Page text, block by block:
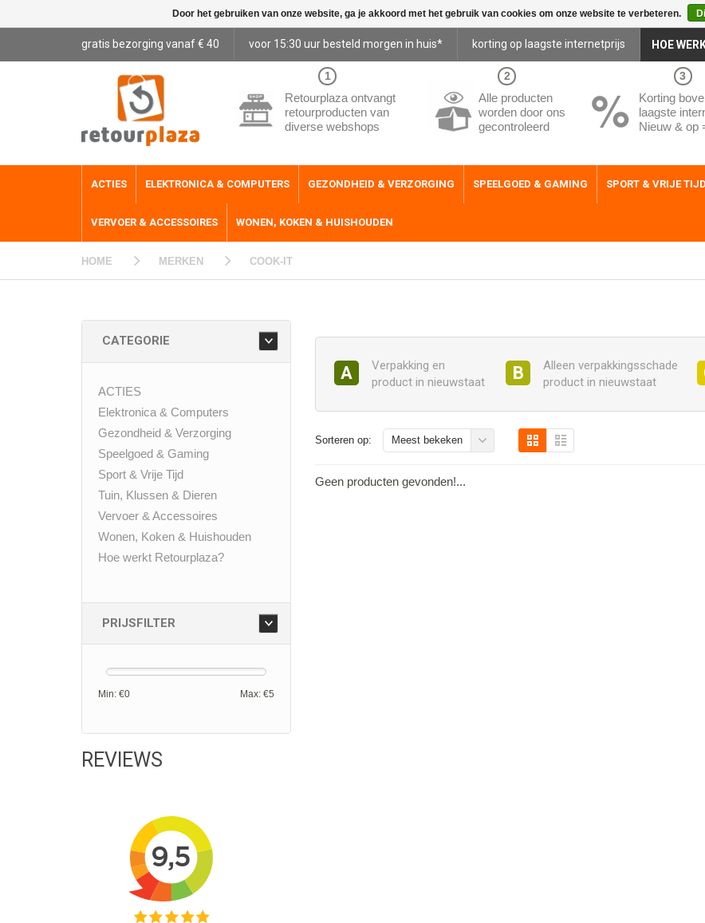
gratis bezorging vanaf € 40 voor 15:30 uur besteld morgen in huis* korting op laagste internetprijs HOE
1
Retourplaza ontvangt
retourproducten van
diverse webshops
2
Alle producten
worden door ons
gecontroleerd
3
Korting
laagste
Nieuw & op
ACTIES ELEKTRONICA & COMPUTERS GEZONDHEID & VERZORGING SPEELGOED & GAMING SPORT & VRIJE TIJD
VERVOER & ACCESSOIRES WONEN, KOKEN & HUISHOUDEN
HOME MERKEN COOK-IT
CATEGORIE
ACTIES
Elektronica & Computers
Gezondheid & Verzorging
Speelgoed & Gaming
Sport & Vrije Tijd
Tuin, Klussen & Dieren
Vervoer & Accessoires
Wonen, Koken & Huishouden
Hoe werkt Retourplaza?
PRIJSFILTER
Min: €0 Max: €5
REVIEWS
A
Verpakking en
product in nieuwstaat
B
Alleen verpakkingsschade
product in nieuwstaat
Sorteren op: Meest bekeken
Geen producten gevonden!...
Door het gebruiken van onze website, ga je akkoord met het gebruik van cookies om onze website te verbeteren.